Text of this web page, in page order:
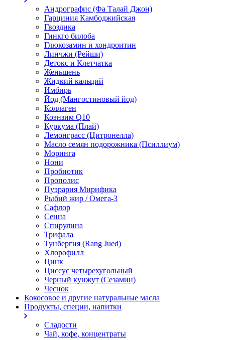
Андрографис (Фа Талай Джон)
Гарциния Камбоджийская
Гвоздика
Гинкго билоба
Глюкозамин и хондроитин
Линчжи (Рейши)
Детокс и Клетчатка
Женьшень
Жидкий кальций
Имбирь
Йод (Мангостиновый йод)
Коллаген
Коэнзим Q10
Куркума (Плай)
Лемонграсс (Цитронелла)
Масло семян подорожника (Псиллиум)
Моринга
Нони
Пробиотик
Прополис
Пуэрария Мирифика
Рыбий жир / Омега-3
Сафлор
Сенна
Спирулина
Трифала
Тунбергия (Rang Jued)
Хлорофилл
Цинк
Циссус четырехугольный
Черный кунжут (Сезамин)
Чеснок
Кокосовое и другие натуральные масла
Продукты, специи, напитки
Сладости
Чай, кофе, концентраты